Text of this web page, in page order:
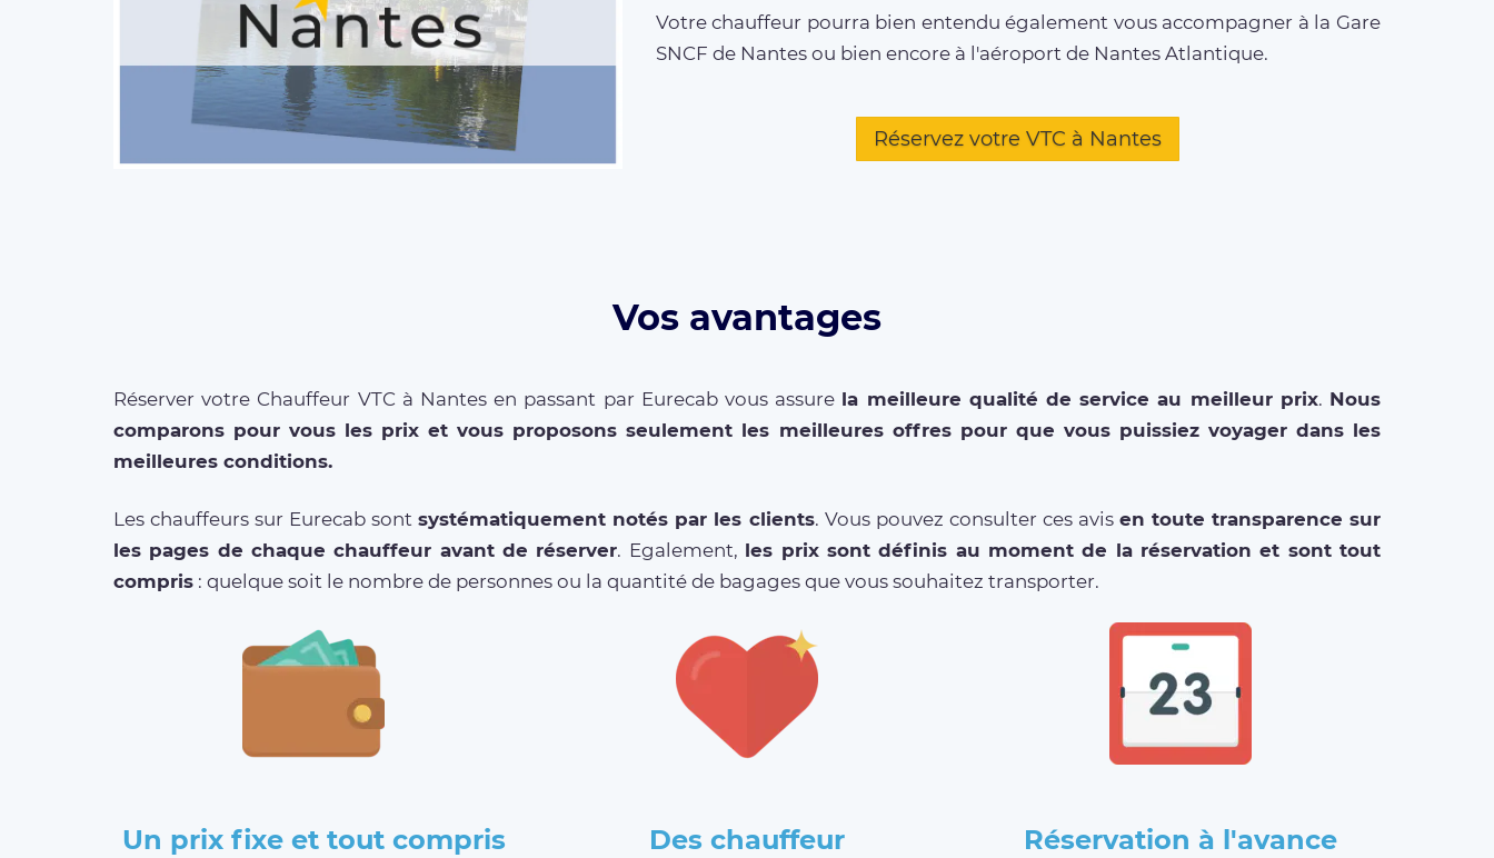
Votre chauffeur pourra bien entendu également vous accompagner à la Gare
SNCF de Nantes ou bien encore à l'aéroport de Nantes Atlantique.
Réservez votre VTC à Nantes
Vos avantages
Réserver votre Chauffeur VTC à Nantes en passant par Eurecab vous assure la meilleure qualité de service au meilleur prix. Nous
comparons pour vous les prix et vous proposons seulement les meilleures offres pour que vous puissiez voyager dans les
meilleures conditions.
Les chauffeurs sur Eurecab sontsystématiquement notés par les clients. Vous pouvez consulter ces avis en toute transparence sur
les pages de chaque chauffeur avant de réserver. Egalement, les prix sont définis au moment de la réservation et sont tout
compris : quelque soit le nombre de personnes ou la quantité de bagages que vous souhaitez transporter.
Un prix fixe et tout compris
Des chauffeur
Réservation à l'avance